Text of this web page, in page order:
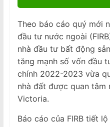
Theo báo cáo quý mới
đầu tư nước ngoài
nhà đầu tư bất động
tăng mạnh số vốn đầu
chính 2022-2023 vừa
nhà đất được quan tâm
Victoria.
Báo cáo của FIRB tiết